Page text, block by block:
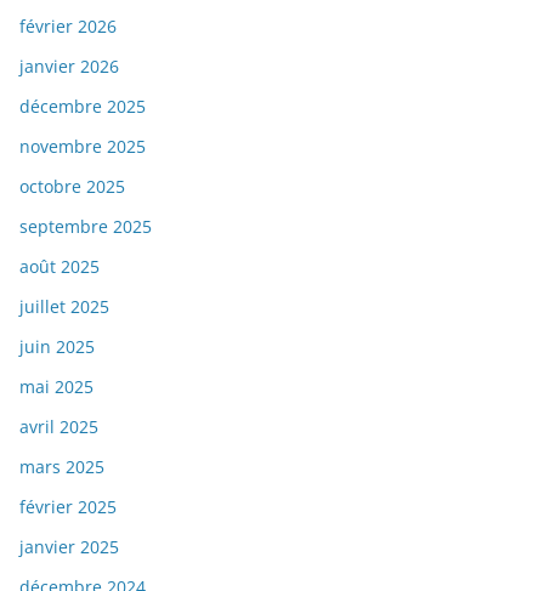
février 2026
janvier 2026
décembre 2025
novembre 2025
octobre 2025
septembre 2025
août 2025
juillet 2025
juin 2025
mai 2025
avril 2025
mars 2025
février 2025
janvier 2025